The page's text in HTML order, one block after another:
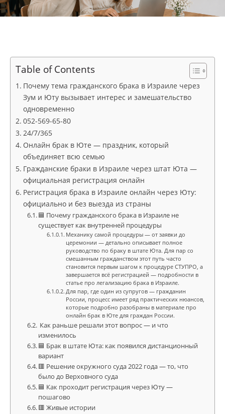
Table of Contents
Почему тема гражданского брака в Израиле через
Зум и Юту вызывает интерес и замешательство
одновременно
052-569-65-80
24/7/365
Онлайн брак в Юте — праздник, который
объединяет всю семью
Гражданские браки в Израиле через штат Юта —
официальная регистрация онлайн
Регистрация брака в Израиле онлайн через Юту:
официально и без выезда из страны
🟦 Почему гражданского брака в Израиле не
существует как внутренней процедуры
Механику самой процедуры — от заявки до
церемонии — детально описывает полное
руководство по браку в штате Юта. Для пар со
смешанным гражданством этот путь часто
становится первым шагом к процедуре СТУПРО, а
завершается всё регистрацией — подробности в
статье про легализацию брака в Израиле.
Для пар, где один из супругов — гражданин
России, процесс имеет ряд практических нюансов,
которые подробно разобраны в материале про
онлайн брак в Юте для граждан России.
Как раньше решали этот вопрос — и что
изменилось
🟦 Брак в штате Юта: как появился дистанционный
вариант
🟥 Решение окружного суда 2022 года — то, что
было до Верховного суда
🟦 Как проходит регистрация через Юту —
пошагово
🟥 Живые истории